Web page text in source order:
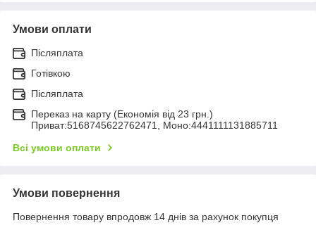
Умови оплати
Післяплата
Готівкою
Післяплата
Переказ на карту (Економія від 23 грн.)
Приват:5168745622762471, Моно:4441111131885711
Всі умови оплати
Умови повернення
Повернення товару впродовж 14 днів за рахунок покупця